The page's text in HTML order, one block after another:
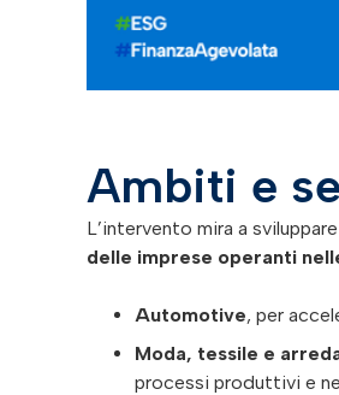
Ambiti e
L’intervento mira a
delle imprese operanti
Automotive, per
Moda, tessile e
processi produttivi e